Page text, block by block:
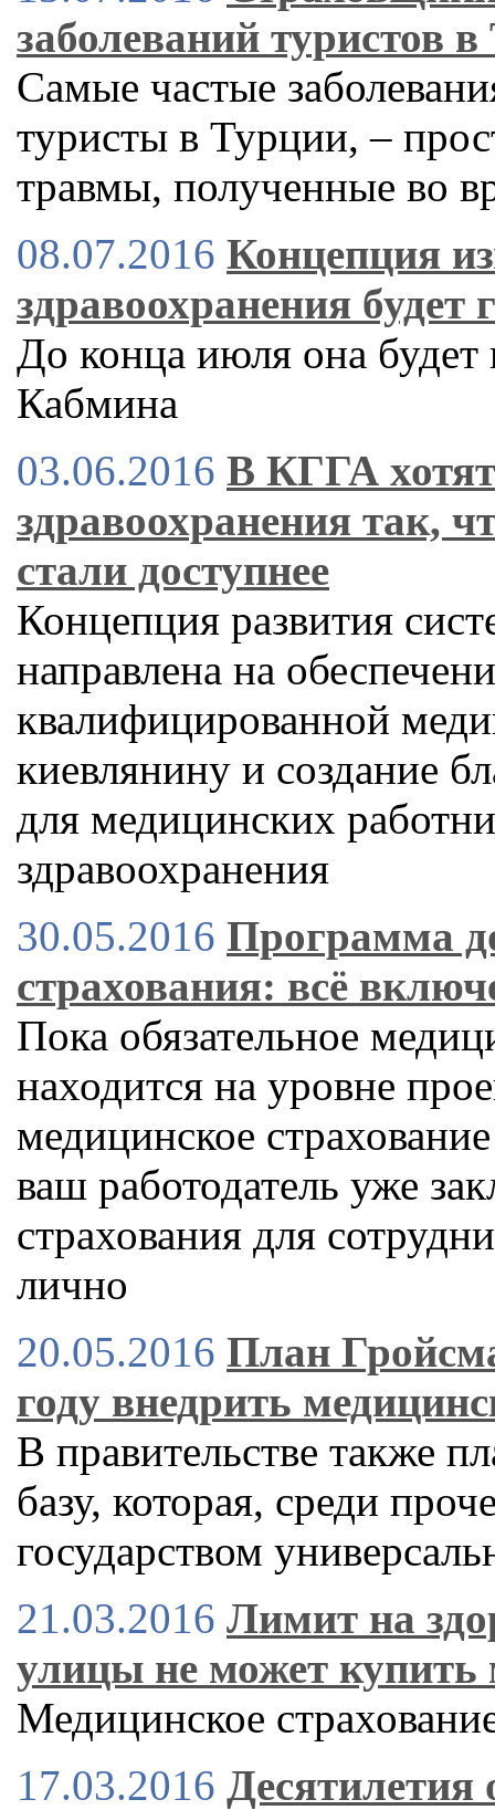
заболеваний туристов
Самые частые
туристы в Турции, –
травмы, полученные во
08.07.2016 Концепция
здравоохранения будет
До конца июля она будет
Кабмина
03.06.2016 В КГГА
здравоохранения так,
стали доступнее
Концепция развития
направлена на
квалифицированной
киевлянину и создание
для медицинских
здравоохранения
30.05.2016 Программа
страхования: всё
Пока обязательное
находится на уровне
медицинское
ваш работодатель уже
страхования для
лично
20.05.2016 План
году внедрить
В правительстве также
базу, которая, среди
государством
21.03.2016 Лимит на
улицы не может купить
Медицинское
17.03.2016